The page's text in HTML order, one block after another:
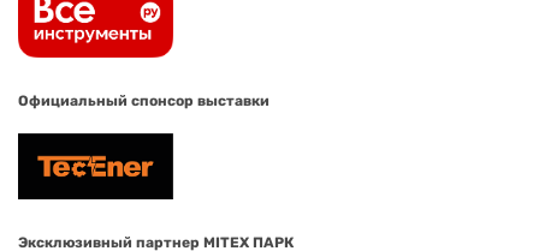
Официальный спонсор выставки
Эксклюзивный партнер MITEX ПАРК